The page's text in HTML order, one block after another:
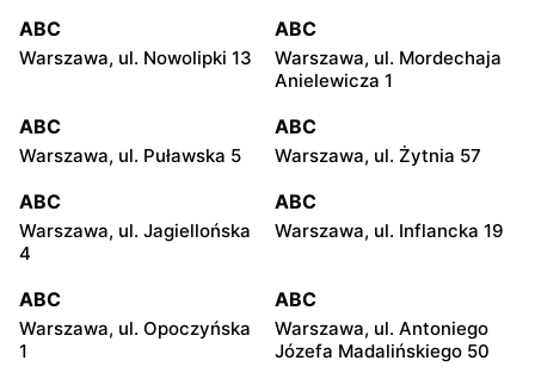
ABC
Warszawa, ul. Nowolipki 13
ABC
Warszawa, ul. Mordechaja
Anielewicza 1
ABC
Warszawa, ul. Puławska 5
ABC
Warszawa, ul. Żytnia 57
ABC
Warszawa, ul. Jagiellońska
4
ABC
Warszawa, ul. Inflancka 19
ABC
Warszawa, ul. Opoczyńska
1
ABC
Warszawa, ul. Antoniego
Józefa Madalińskiego 50